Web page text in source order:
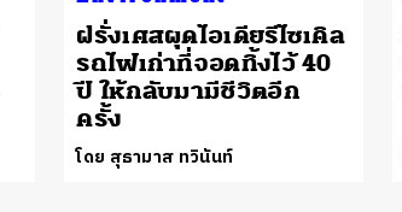
ฝรั่งเศสผุดไอเดียรีไซเคิล
รถไฟเก่าที่จอดทิ้งไว้ 40
ปี ให้กลับมามีชีวิตอีก
ครั้ง
โดย สุธามาส ทวินันท์